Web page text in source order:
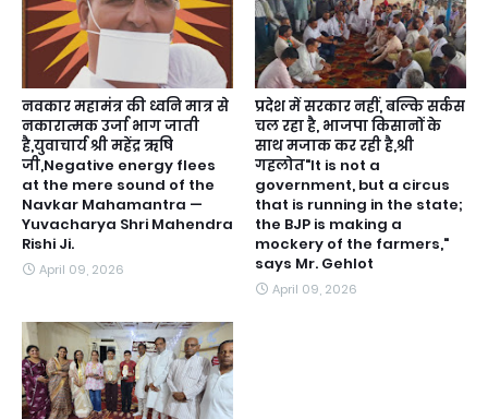
नवकार महामंत्र की ध्वनि मात्र से
नकारात्मक उर्जा भाग जाती
है,युवाचार्य श्री महेंद्र ऋषि
जी,Negative energy flees
at the mere sound of the
Navkar Mahamantra —
Yuvacharya Shri Mahendra
Rishi Ji.
April 09, 2026
प्रदेश में सरकार नहीं, बल्कि सर्कस
चल रहा है, भाजपा किसानों के
साथ मजाक कर रही है,श्री
गहलोत"It is not a
government, but a circus
that is running in the state;
the BJP is making a
mockery of the farmers,"
says Mr. Gehlot
April 09, 2026